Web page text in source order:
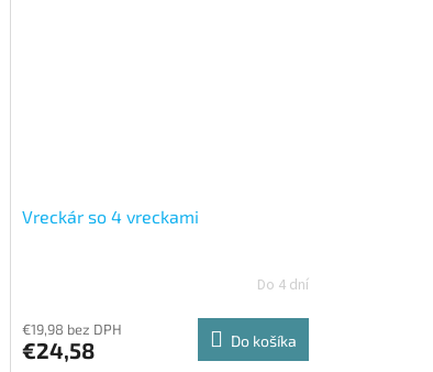
Vreckár so 4 vreckami
Do 4 dní
€19,98 bez DPH
€24,58 Do košíka